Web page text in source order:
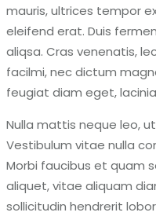
mauris, ultrices tempor
eleifend erat. Duis
aliqsa. Cras venenatis,
facilmi, nec dictum
feugiat diam eget,
Nulla mattis neque leo,
Vestibulum vitae nulla
Morbi faucibus et quam
aliquet, vitae aliquam
sollicitudin hendrerit